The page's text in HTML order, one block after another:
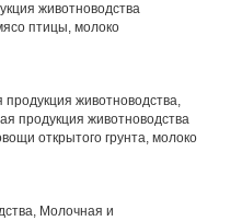
животноводства
птицы, молоко
животноводства,
продукция животноводства
открытого грунта, молоко
Молочная и